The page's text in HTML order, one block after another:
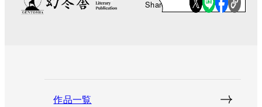
Share
作品一覧